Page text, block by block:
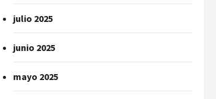
julio 2025
junio 2025
mayo 2025